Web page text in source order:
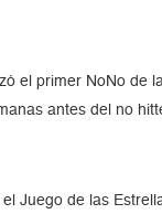
el primer NoNo
antes del no
Juego de las